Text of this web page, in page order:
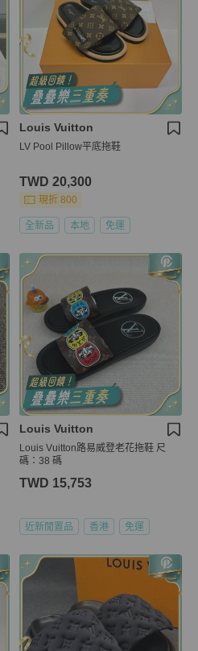
Louis Vuitton
LV Pool Pillow平底拖鞋
TWD 20,300
現折 800
全新品 本地 免運
Louis Vuitton
Louis Vuitton路易威登老花拖鞋 尺
碼：38 碼
TWD 15,753
近新閒置品 香港 免運